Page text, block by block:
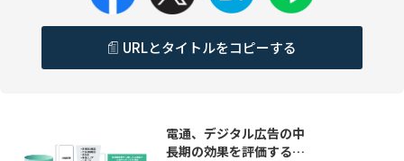
URLとタイトルをコピーする
電通、デジタル広告の中
長期の効果を評価する…